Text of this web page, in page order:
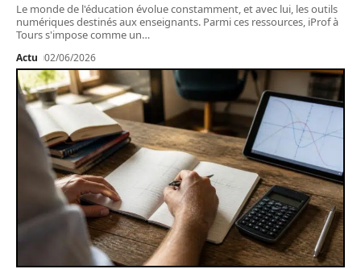
Le monde de l'éducation évolue constamment, et avec lui, les outils
numériques destinés aux enseignants. Parmi ces ressources, iProf à
Tours s'impose comme un…
Actu 02/06/2026